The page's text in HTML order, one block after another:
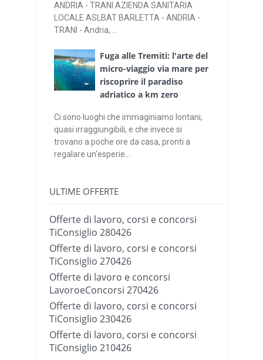
ANDRIA - TRANI AZIENDA SANITARIA
LOCALE ASLBAT BARLETTA - ANDRIA -
TRANI - Andria, ...
Fuga alle Tremiti: l'arte del
micro-viaggio via mare per
riscoprire il paradiso
adriatico a km zero
Ci sono luoghi che immaginiamo lontani,
quasi irraggiungibili, e che invece si
trovano a poche ore da casa, pronti a
regalare un'esperie...
ULTIME OFFERTE
Offerte di lavoro, corsi e concorsi
TiConsiglio 280426
Offerte di lavoro, corsi e concorsi
TiConsiglio 270426
Offerte di lavoro e concorsi
LavoroeConcorsi 270426
Offerte di lavoro, corsi e concorsi
TiConsiglio 230426
Offerte di lavoro, corsi e concorsi
TiConsiglio 210426